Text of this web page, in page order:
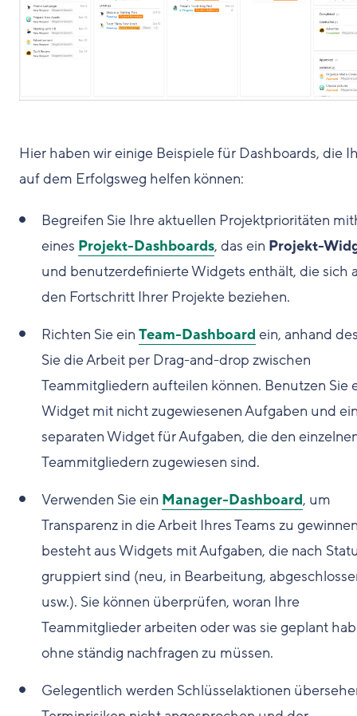
Hier haben wir einige Beispiele für Dashboards, die
auf dem Erfolgsweg helfen können:
Begreifen Sie Ihre aktuellen Projektprioritäten
eines Projekt-Dashboards, das ein Projekt-
und benutzerdefinierte Widgets enthält, die sich
den Fortschritt Ihrer Projekte beziehen.
Richten Sie ein Team-Dashboard ein, anhand
Sie die Arbeit per Drag-and-drop zwischen
Teammitgliedern aufteilen können. Benutzen Sie
Widget mit nicht zugewiesenen Aufgaben und
separaten Widget für Aufgaben, die den
Teammitgliedern zugewiesen sind.
Verwenden Sie ein Manager-Dashboard, um
Transparenz in die Arbeit Ihres Teams zu
besteht aus Widgets mit Aufgaben, die nach
gruppiert sind (neu, in Bearbeitung,
usw.). Sie können überprüfen, woran Ihre
Teammitglieder arbeiten oder was sie geplant
ohne ständig nachfragen zu müssen.
Gelegentlich werden Schlüsselaktionen